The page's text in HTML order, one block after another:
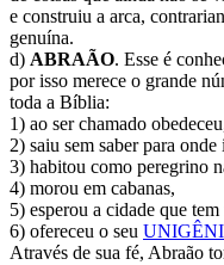
e construiu a arca,
genuína.
d) ABRAÃO. Esse é
por isso merece o grande
toda a Bíblia:
1) ao ser chamado
2) saiu sem saber para onde
3) habitou como peregrino
4) morou em cabanas,
5) esperou a cidade que
6) ofereceu o seu
Através de sua fé, Abraão